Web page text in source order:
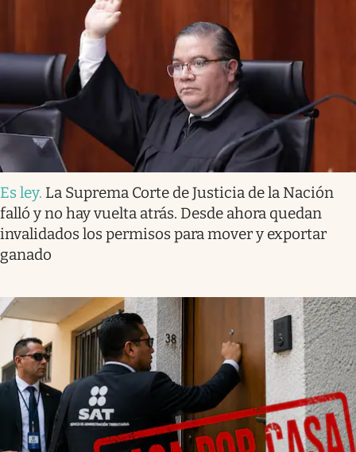
Es ley. La Suprema Corte de Justicia de la Nación
falló y no hay vuelta atrás. Desde ahora quedan
invalidados los permisos para mover y exportar
ganado